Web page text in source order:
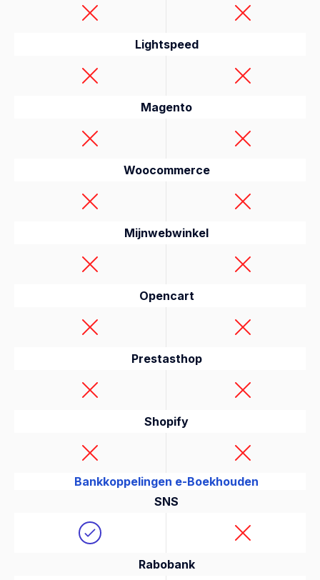
Lightspeed
Magento
Woocommerce
Mijnwebwinkel
Opencart
Prestasthop
Shopify
Bankkoppelingen e-Boekhouden
SNS
Rabobank